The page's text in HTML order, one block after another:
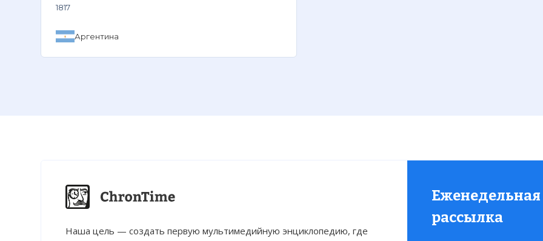
1817
Аргентина
Наша цель — создать первую мультимедийную энциклопедию, где
Еженедельная
рассылка